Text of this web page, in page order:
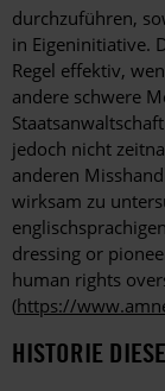
durchzuführen,
in Eigeninitiative.
Regel effektiv,
andere schwere
jedoch nicht
anderen
wirksam zu
dressing or
human rights
(https://
HISTORIE